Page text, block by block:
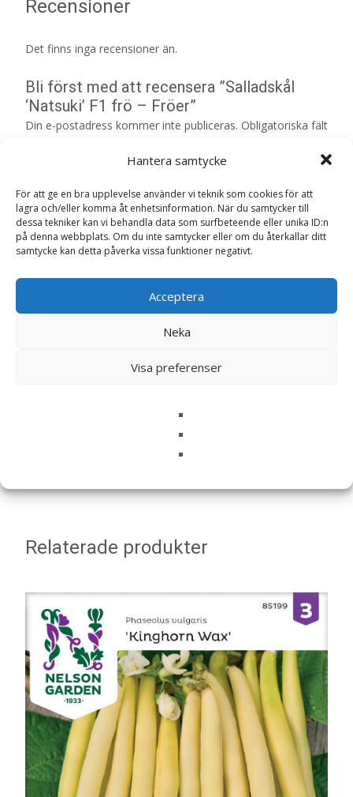
Hantera samtycke
För att ge en bra upplevelse använder vi teknik som cookies för att
lagra och/eller komma åt enhetsinformation. När du samtycker till
dessa tekniker kan vi behandla data som surfbeteende eller unika ID:n
på denna webbplats. Om du inte samtycker eller om du återkallar ditt
samtycke kan detta påverka vissa funktioner negativt.
Acceptera
Neka
Visa preferenser
Recensioner
Det finns inga recensioner än.
Bli först med att recensera ”Salladskål
‘Natsuki’ F1 frö – Fröer”
Din e-postadress kommer inte publiceras. Obligatoriska fält
Din recension*
denna webbläsare till nästa gång jag skriver en
Relaterade produkter